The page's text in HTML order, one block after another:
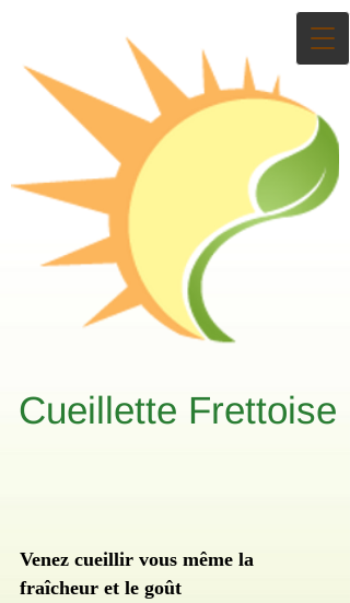
Cueillette Frettoise
Venez cueillir vous même la
fraîcheur et le goût